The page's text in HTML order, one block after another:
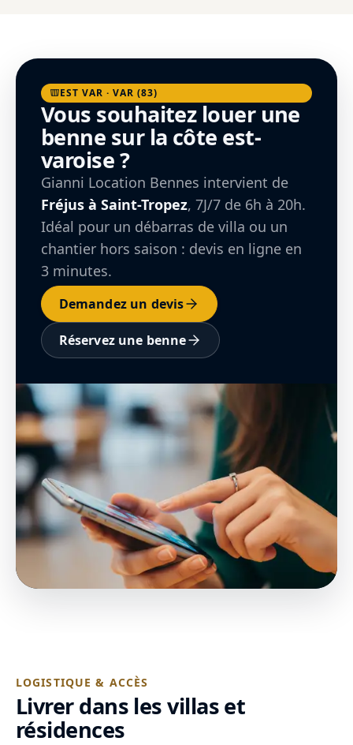
EST VAR · VAR (83)
Vous souhaitez louer une
benne sur la côte est-
varoise ?
Gianni Location Bennes intervient de
Fréjus à Saint-Tropez, 7J/7 de 6h à 20h.
Idéal pour un débarras de villa ou un
chantier hors saison : devis en ligne en
3 minutes.
Demandez un devis
Réservez une benne
LOGISTIQUE & ACCÈS
Livrer dans les villas et
résidences